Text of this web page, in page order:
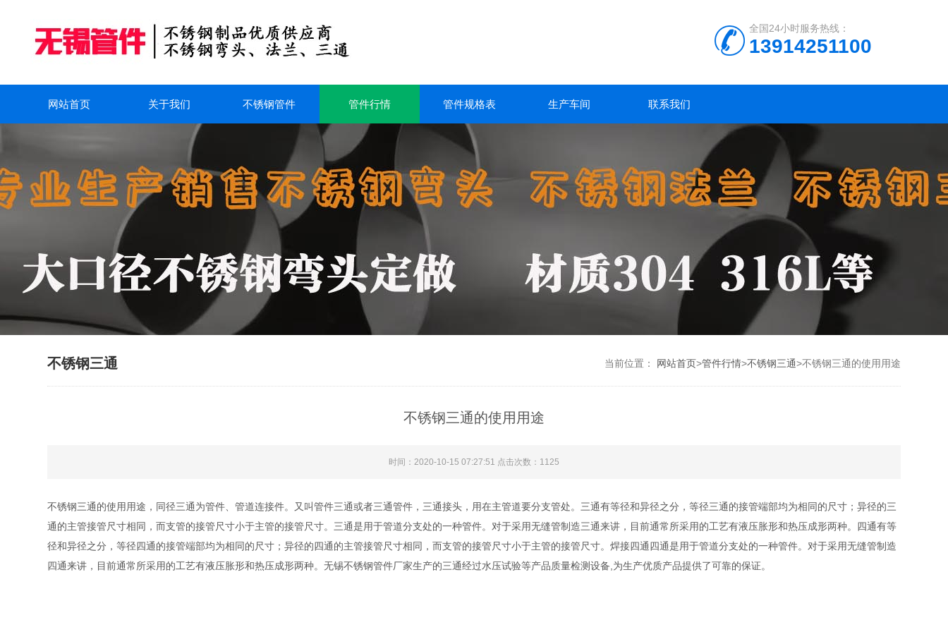
全国24小时服务热线：
13914251100
网站首页 关于我们 不锈钢管件 管件行情 管件规格表 生产车间 联系我们
不锈钢三通 当前位置： 网站首页>管件行情>不锈钢三通>不锈钢三通的使用用途
不锈钢三通的使用用途
时间：2020-10-15 07:27:51 点击次数：1125
不锈钢三通的使用用途，同径三通为管件、管道连接件。又叫管件三通或者三通管件，三通接头，用在主管道要分支管处。三通有等径和异径之分，等径三通的接管端部均为相同的尺寸；异径的三
通的主管接管尺寸相同，而支管的接管尺寸小于主管的接管尺寸。三通是用于管道分支处的一种管件。对于采用无缝管制造三通来讲，目前通常所采用的工艺有液压胀形和热压成形两种。四通有等
径和异径之分，等径四通的接管端部均为相同的尺寸；异径的四通的主管接管尺寸相同，而支管的接管尺寸小于主管的接管尺寸。焊接四通四通是用于管道分支处的一种管件。对于采用无缝管制造
四通来讲，目前通常所采用的工艺有液压胀形和热压成形两种。无锡不锈钢管件厂家生产的三通经过水压试验等产品质量检测设备,为生产优质产品提供了可靠的保证。